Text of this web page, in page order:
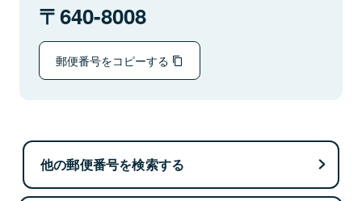
640-8008
郵便番号をコピーする
他の郵便番号を検索する